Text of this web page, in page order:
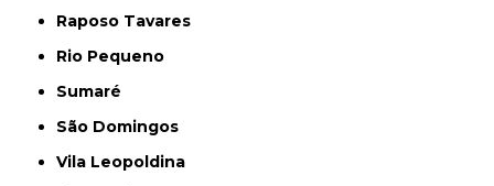
Raposo Tavares
Rio Pequeno
Sumaré
São Domingos
Vila Leopoldina